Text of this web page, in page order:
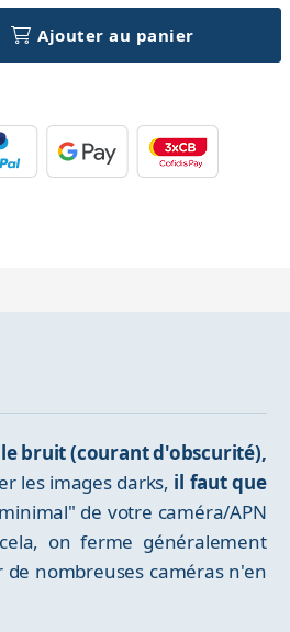
Ajouter au panier
bruit (courant d'obscurité),
les images darks, il faut que
de votre caméra/APN
on ferme généralement
nombreuses caméras n'en